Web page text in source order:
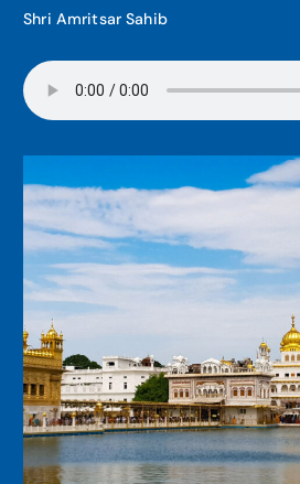
Shri Amritsar Sahib